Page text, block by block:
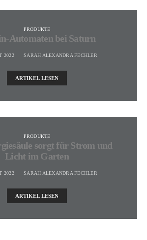
PRODUKTE
Automaten bei Saturn
2022 SARAH ALEXANDRA FECHLER
ARTIKEL LESEN
PRODUKTE
sorgt für Strom und
Licht im Garten
2022 SARAH ALEXANDRA FECHLER
ARTIKEL LESEN